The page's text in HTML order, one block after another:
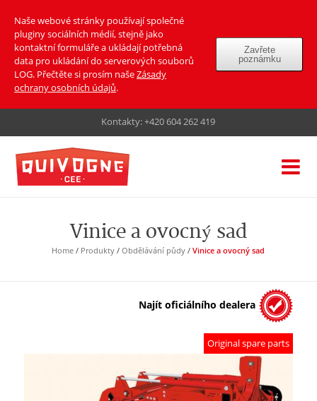
Naše webové stránky používají společné
pluginy sociálních médií, stejně jako
kontaktní formuláře a ukládají potřebná
data pro ukládání do serverových souborů
LOG. Přečtěte si prosím našeZásady
ochrany osobních údajů.
Zavřete
poznámku
Kontakty:+420 604 262 419
Vinice a ovocný sad
Home / Produkty /Obdělávání půdy /Vinice a ovocný sad
Najít oficiálního dealera
Original spare parts